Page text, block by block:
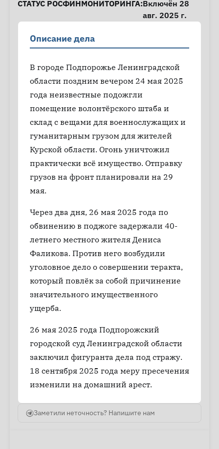
СТАТУС РОСФИНМОНИТОРИНГА:Включён 28
авг. 2025 г.
Описание дела
В городе Подпорожье Ленинградской
области поздним вечером 24 мая 2025
года неизвестные подожгли
помещение волонтёрского штаба и
склад с вещами для военнослужащих и
гуманитарным грузом для жителей
Курской области. Огонь уничтожил
практически всё имущество. Отправку
грузов на фронт планировали на 29
мая.
Через два дня, 26 мая 2025 года по
обвинению в поджоге задержали 40-
летнего местного жителя Дениса
Фаликова. Против него возбудили
уголовное дело о совершении теракта,
который повлёк за собой причинение
значительного имущественного
ущерба.
26 мая 2025 года Подпорожский
городской суд Ленинградской области
заключил фигуранта дела под стражу.
18 сентября 2025 года меру пресечения
изменили на домашний арест.
Заметили неточность? Напишите нам